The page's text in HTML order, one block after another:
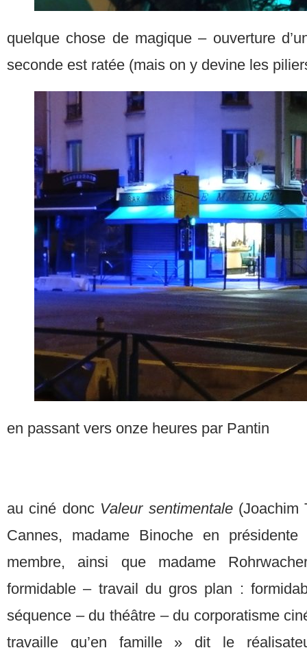
quelque chose de magique – ouverture
seconde est ratée (mais on y devine les
en passant vers onze heures par Pantin
au ciné donc Valeur sentimentale (Joachim
Cannes, madame Binoche en
membre, ainsi que madame
formidable – travail du gros plan :
séquence – du théâtre – du corporatisme
travaille qu’en famille » dit le